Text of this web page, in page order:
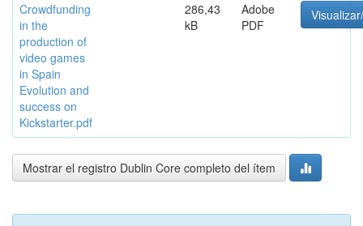
Crowdfunding
in the
production of
video games
in Spain
Evolution and
success on
Kickstarter.pdf
286,43
kB
Adobe
PDF
Mostrar el registro Dublin Core completo del ítem